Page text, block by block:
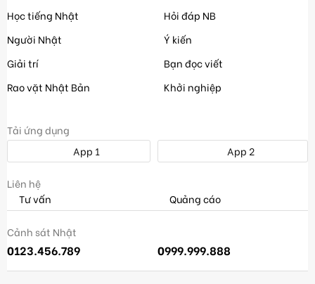
Học tiếng Nhật
Người Nhật
Giải trí
Rao vặt Nhật Bản
Hỏi đáp NB
Ý kiến
Bạn đọc viết
Khởi nghiệp
Tải ứng dụng
App 1
App 2
Liên hệ
Tư vấn
Quảng cáo
Cảnh sát Nhật
0123.456.789 0999.999.888